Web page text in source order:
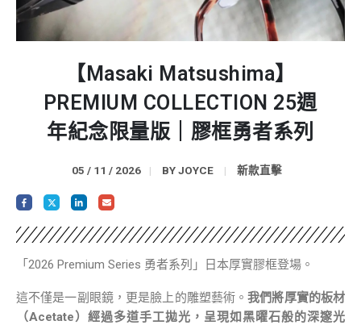
【Masaki Matsushima】
PREMIUM COLLECTION 25週
年紀念限量版​｜膠框勇者系列
05 / 11 / 2026 BY JOYCE 新款直擊
「2026 Premium Series 勇者系列」日本厚實膠框登場。
這不僅是一副眼鏡，更是臉上的雕塑藝術。我們將厚實的板材
（Acetate）經過多道手工拋光，呈現如黑曜石般的深邃光